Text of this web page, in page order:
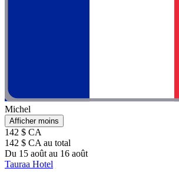
Michel
Afficher moins
142 $ CA
142 $ CA au total
Du 15 août au 16 août
Tauraa Hotel